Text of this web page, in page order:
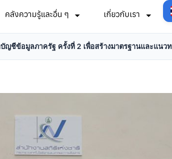
คลังความรู้และอื่น ๆ เกี่ยวกับเรา
ญชีข้อมูลภาครัฐ ครั้งที่ 2 เพื่อสร้างมาตรฐานและแนว